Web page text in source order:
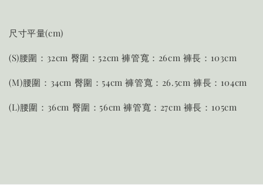
尺寸平量(cm)
(S)腰圍：32cm 臀圍：52cm 褲管寬：26cm 褲長：103cm
(M)腰圍：34cm 臀圍：54cm 褲管寬：26.5cm 褲長：104cm
(L)腰圍：36cm 臀圍：56cm 褲管寬：27cm 褲長：105cm